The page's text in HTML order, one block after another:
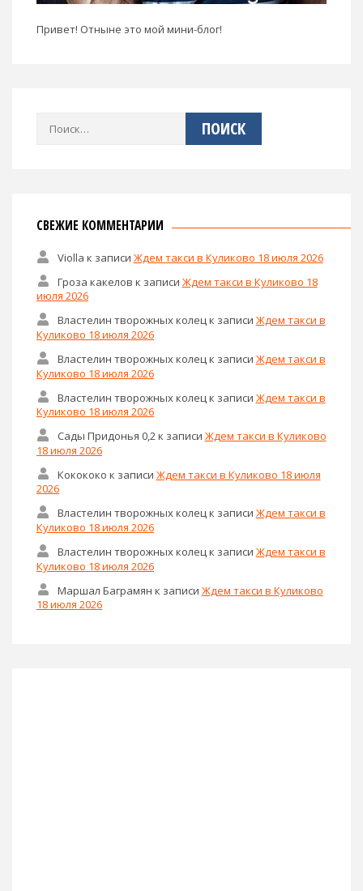
Привет! Отныне это мой мини-блог!
Найти:
СВЕЖИЕ КОММЕНТАРИИ
Violla к записи Ждем такси в Куликово 18 июля 2026
Гроза какелов к записи Ждем такси в Куликово 18
июля 2026
Властелин творожных колецк записи Ждем такси в
Куликово 18 июля 2026
Властелин творожных колец к записи Ждем такси в
Куликово 18 июля 2026
Властелин творожных колец к записи Ждем такси в
Куликово 18 июля 2026
Сады Придонья 0,2к записи Ждем такси в Куликово
18 июля 2026
Кокококо к записи Ждем такси в Куликово 18 июля
2026
Властелин творожных колецк записи Ждем такси в
Куликово 18 июля 2026
Властелин творожных колец к записи Ждем такси в
Куликово 18 июля 2026
Маршал Баграмян к записи Ждем такси в Куликово
18 июля 2026